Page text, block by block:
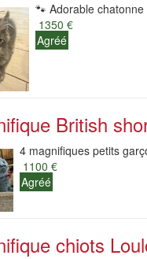
🐾 Adorable
1350 €
Agréé
British
4 magnifiques petits
1100 €
Agréé
chiots